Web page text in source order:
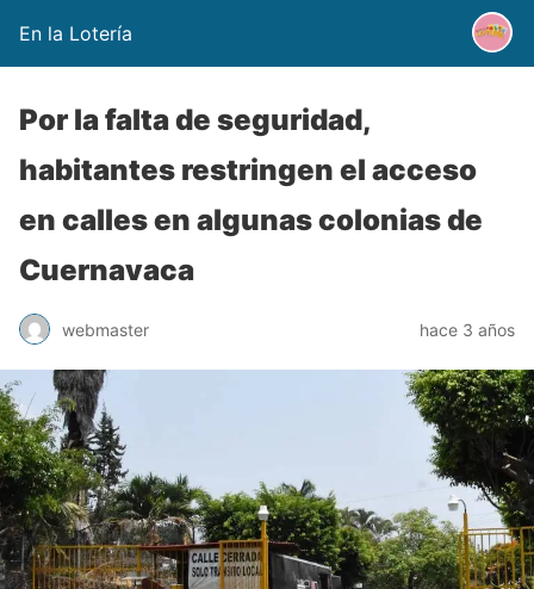
En la Lotería
Por la falta de seguridad,
habitantes restringen el acceso
en calles en algunas colonias de
Cuernavaca
webmaster hace 3 años